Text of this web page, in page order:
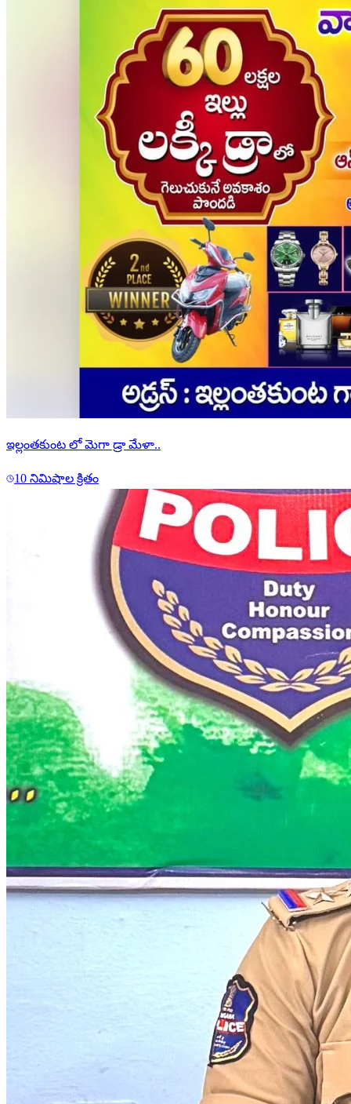
ఇల్లంతకుంట లో మెగా డ్రా మేళా..
10 నిమిషాల క్రితం